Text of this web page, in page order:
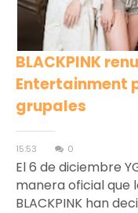
BLACKPINK
Entertainment
grupales
15:53 0
El 6 de diciembre
manera oficial que
BLACKPINK han